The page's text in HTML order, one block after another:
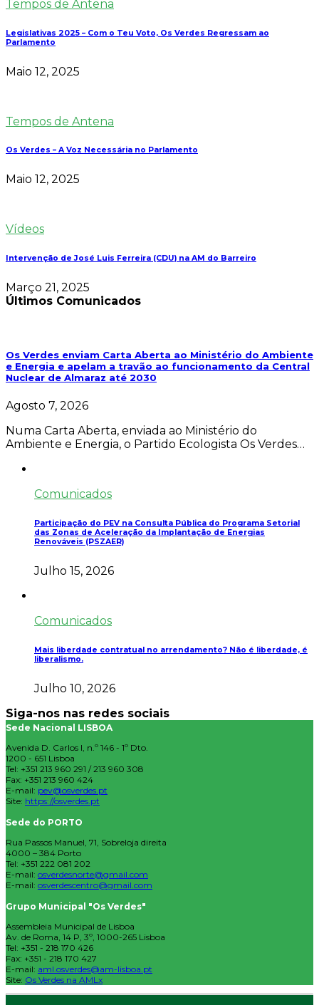
Tempos de Antena
Legislativas 2025 – Com o Teu Voto, Os Verdes Regressam ao
Parlamento
Maio 12, 2025
Tempos de Antena
Os Verdes – A Voz Necessária no Parlamento
Maio 12, 2025
Vídeos
Intervenção de José Luis Ferreira (CDU) na AM do Barreiro
Março 21, 2025
Últimos Comunicados
Os Verdes enviam Carta Aberta ao Ministério do Ambiente
e Energia e apelam a travão ao funcionamento da Central
Nuclear de Almaraz até 2030
Agosto 7, 2026
Numa Carta Aberta, enviada ao Ministério do
Ambiente e Energia, o Partido Ecologista Os Verdes…
Comunicados
Participação do PEV na Consulta Pública do Programa Setorial
das Zonas de Aceleração da Implantação de Energias
Renováveis (PSZAER)
Julho 15, 2026
Comunicados
Mais liberdade contratual no arrendamento? Não é liberdade, é
liberalismo.
Julho 10, 2026
Siga-nos nas redes sociais
Sede Nacional LISBOA
Avenida D. Carlos I, n.º 146 - 1º Dto.
1200 - 651 Lisboa
Tel: +351 213 960 291 / 213 960 308
Fax: +351 213 960 424
E-mail: pev@osverdes.pt
Site: https://osverdes.pt
Sede do PORTO
Rua Passos Manuel, 71, Sobreloja direita
4000 – 384 Porto
Tel: +351 222 081 202
E-mail: osverdesnorte@gmail.com
E-mail: osverdescentro@gmail.com
Grupo Municipal "Os Verdes"
Assembleia Municipal de Lisboa
Av. de Roma, 14 P, 3º, 1000-265 Lisboa
Tel: +351 - 218 170 426
Fax: +351 - 218 170 427
E-mail: aml.osverdes@am-lisboa.pt
Site: Os Verdes na AMLx